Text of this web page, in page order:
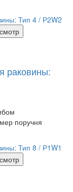
раковины:
поручня